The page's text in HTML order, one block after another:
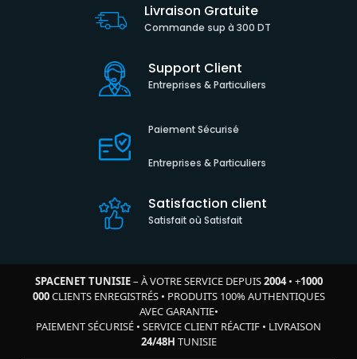
Livraison Gratuite
Commande sup à 300 DT
Support Client
Entreprises & Particuliers
Paiement Sécurisé
Entreprises & Particuliers
Satisfaction client
Satisfait où Satisfait
SPACENET TUNISIE– À VOTRE SERVICE DEPUIS2004• +1000
000CLIENTS ENREGISTRÉS• PRODUITS 100% AUTHENTIQUES
AVEC GARANTIE•
PAIEMENT SÉCURISÉ • SERVICE CLIENT RÉACTIF • LIVRAISON
24/48H TUNISIE